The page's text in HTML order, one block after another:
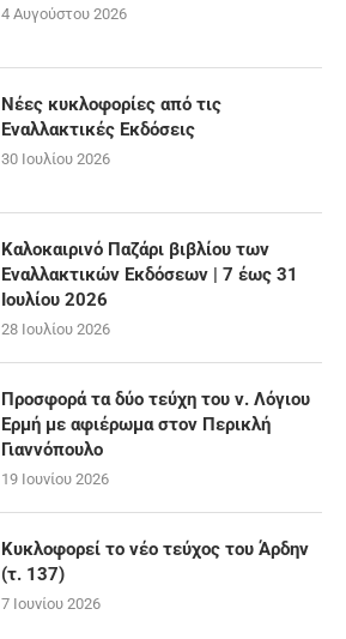
4 Αυγούστου 2026
Νέες κυκλοφορίες από τις
Εναλλακτικές Εκδόσεις
30 Ιουλίου 2026
Καλοκαιρινό Παζάρι βιβλίου των
Εναλλακτικών Εκδόσεων | 7 έως 31
Ιουλίου 2026
28 Ιουλίου 2026
Προσφορά τα δύο τεύχη του ν. Λόγιου
Ερμή με αφιέρωμα στον Περικλή
Γιαννόπουλο
19 Ιουνίου 2026
Κυκλοφορεί το νέο τεύχος του Άρδην
(τ. 137)
7 Ιουνίου 2026